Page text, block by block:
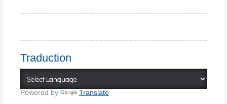
Traduction
Powered by Translate